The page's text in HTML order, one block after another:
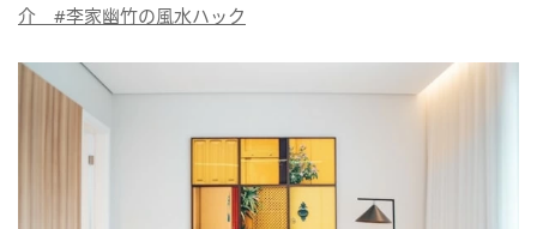
介 #李家幽竹の風水ハック